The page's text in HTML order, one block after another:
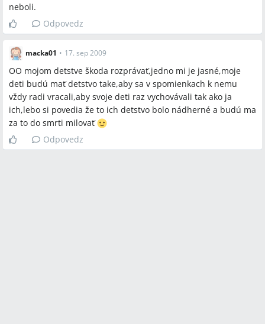
neboli.
Odpovedz
macka01 • 17. sep 2009
OO mojom detstve škoda rozprávať,jedno mi je jasné,moje
deti budú mať detstvo take,aby sa v spomienkach k nemu
vždy radi vracali,aby svoje deti raz vychovávali tak ako ja
ich,lebo si povedia že to ich detstvo bolo nádherné a budú ma
za to do smrti milovať
Odpovedz